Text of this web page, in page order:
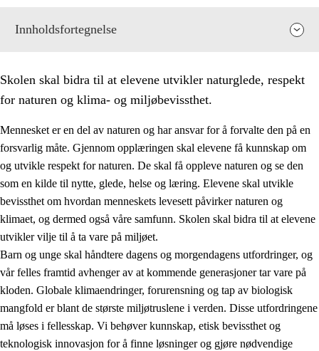
Innholdsfortegnelse
1. Opplæringens verdigrunnlag
1.1 Menneskeverdet
1.2 Identitet og kulturelt mangfold
1.3 Kritisk tenkning og etisk bevissthet
1.4 Skaperglede, engasjement og utforskertrang
Skolen skal bidra til at elevene utvikler naturglede, respekt
for naturen og klima- og miljøbevissthet.
Mennesket er en del av naturen og har ansvar for å forvalte den på en
forsvarlig måte. Gjennom opplæringen skal elevene få kunnskap om
og utvikle respekt for naturen. De skal få oppleve naturen og se den
som en kilde til nytte, glede, helse og læring. Elevene skal utvikle
bevissthet om hvordan menneskets levesett påvirker naturen og
klimaet, og dermed også våre samfunn. Skolen skal bidra til at elevene
utvikler vilje til å ta vare på miljøet.
Barn og unge skal håndtere dagens og morgendagens utfordringer, og
vår felles framtid avhenger av at kommende generasjoner tar vare på
kloden. Globale klimaendringer, forurensning og tap av biologisk
mangfold er blant de største miljøtruslene i verden. Disse utfordringene
må løses i fellesskap. Vi behøver kunnskap, etisk bevissthet og
teknologisk innovasjon for å finne løsninger og gjøre nødvendige